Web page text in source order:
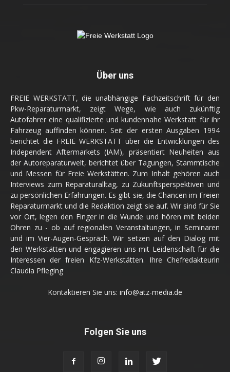
Über uns
FREIE WERKSTATT, die unabhängige Fachzeitschrift für den
Pkw-Reparaturmarkt, zeigt Wege, wie auch zukünftig
Autofahrer eine qualifizierte und kundennahe Werkstatt für ihr
Fahrzeug auffinden können. Seit der ersten Ausgaben 1994
berichtet die FREIE WERKSTATT über die Entwicklungen des
Independent Aftermarkets (IAM), präsentiert Neuheiten aus
der Autoreparaturwelt, berichtet über Tagungen, Stammtische
und Messen für Freie Werkstätten. Zum Inhalt gehören auch
Interviews zum Reparaturalltag, zu Zukunftsperspektiven und
zu persönlichen Erfahrungen. Es gibt sie, die Chancen im Freien
Reparaturmarkt und die Redaktion zeigt sie auf. Wir sind für Sie
vor Ort, legen den Finger in die Wunde und hören mit beiden
Ohren zu - ob auf regionalen Veranstaltungen, in Seminaren
und im Vier-Augen-Gespräch. Wir setzen auf den Dialog mit
den Werkstätten und engagieren uns mit Leidenschaft für die
Interessen der freien Kfz-Werkstätten. Ihre Chefredakteurin
Claudia Pfleging
Kontaktieren Sie uns: info@atz-media.de
Folgen Sie uns